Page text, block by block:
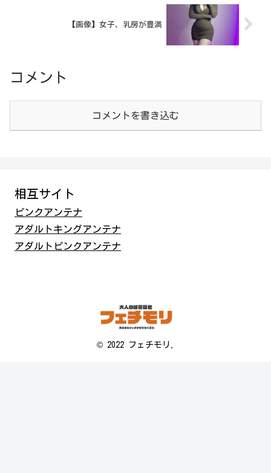
【画像】女子、乳房が豊満
コメント
コメントを書き込む
相互サイト
ピンクアンテナ
アダルトキングアンテナ
アダルトピンクアンテナ
© 2022 フェチモリ.